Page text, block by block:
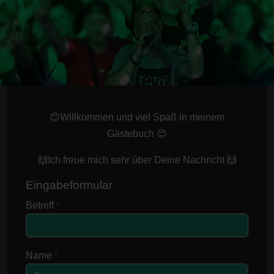
😊Willkommen und viel Spaß in meinem
Gästebuch 😊
🙌Ich freue mich sehr über Deine Nachricht 🙌
Eingabeformular
Betreff*
Name *